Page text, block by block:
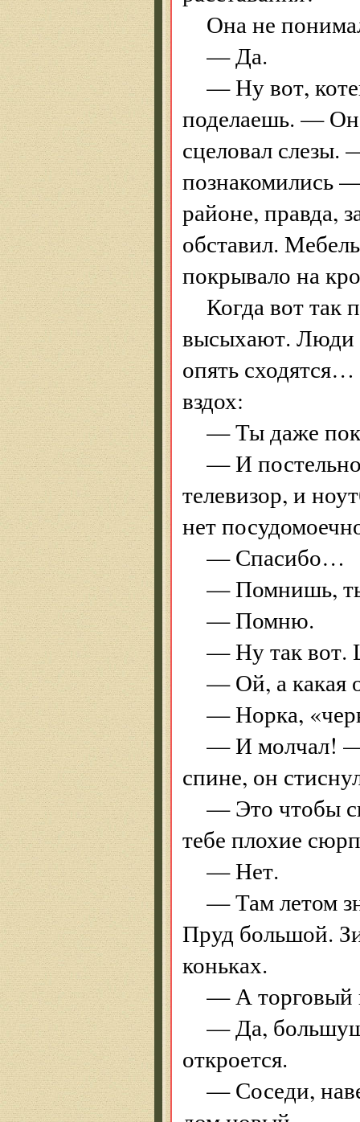
Она не
— Да.
— Ну вот,
поделаешь. — Он
сцеловал слезы.
познакомились
районе, правда,
обставил.
покрывало на
Когда вот так
высыхают. Люди
опять
вздох:
— Ты даже
— И
телевизор, и
нет
— Спасибо…
— Помнишь, ты
— Помню.
— Ну так вот.
— Ой, а какая
— Норка,
— И молчал! —
спине, он
— Это чтобы
тебе плохие
— Нет.
— Там летом
Пруд большой.
коньках.
— А торговый
— Да,
откроется.
— Соседи,